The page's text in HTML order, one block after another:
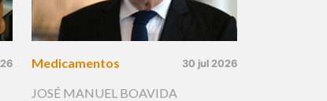
Medicamentos 30 jul 2026
JOSÉ MANUEL BOAVIDA